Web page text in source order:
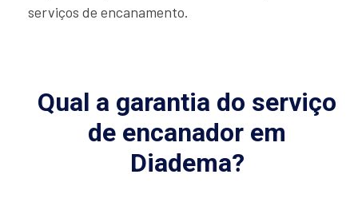
serviços de encanamento.
Qual a garantia do serviço
de encanador em
Diadema?